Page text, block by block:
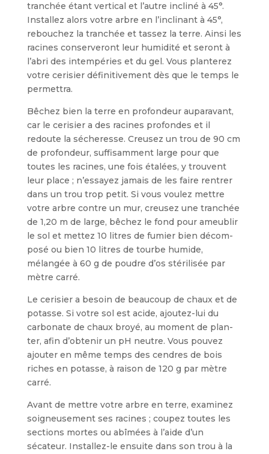
tranchée étant verti­cal et l’autre incliné à 45°.
Installez alors votre arbre en l’inclinant à 45°,
rebou­chez la tranchée et tassez la terre. Ainsi les
racines conserveront leur humidité et seront à
l’abri des intempéries et du gel. Vous planterez
votre cerisier définitive­ment dès que le temps le
permettra.
Bêchez bien la terre en profondeur auparavant,
car le cerisier a des racines profondes et il
redoute la sécheresse. Creusez un trou de 90 cm
de profondeur, suffisamment large pour que
toutes les racines, une fois étalées, y trouvent
leur place ; n’essayez jamais de les faire ren­trer
dans un trou trop petit. Si vous voulez mettre
votre arbre contre un mur, creusez une tranchée
de 1,20 m de large, bêchez le fond pour ameublir
le sol et mettez 10 litres de fumier bien décom­
posé ou bien 10 litres de tourbe humide,
mélangée à 60 g de poudre d’os stérilisée par
mètre carré.
Le cerisier a besoin de beaucoup de chaux et de
potasse. Si votre sol est acide, ajoutez-lui du
carbonate de chaux broyé, au moment de plan­
ter, afin d’obtenir un pH neutre. Vous pouvez
ajouter en même temps des cen­dres de bois
riches en potasse, à raison de 120 g par mètre
carré.
Avant de mettre votre arbre en terre, examinez
soigneusement ses racines ; coupez toutes les
sections mortes ou abî­mées à l’aide d’un
sécateur. Installez-le ensuite dans son trou à la